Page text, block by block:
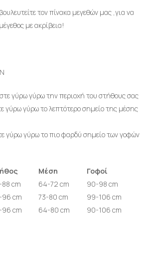
τον πίνακα μεγεθών μας ,για να
με ακρίβεια!
γύρω γύρω την περιοχή του στήθους σας
γύρω γύρω το λεπτότερο σημείο της μέσης
γύρω γύρω το πιο φαρδύ σημείο των γοφών
Μέση
Γοφοί
cm 64-72 cm
90-98 cm
cm 73-80 cm
99-106 cm
cm 64-80 cm 90-106 cm